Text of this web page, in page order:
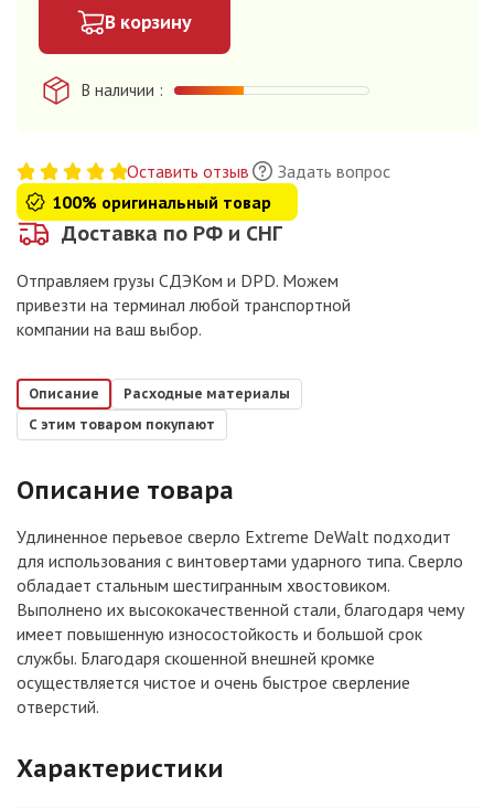
В корзину
В наличии
Оставить отзыв
Задать вопрос
100% оригинальный товар
Доставка по РФ и СНГ
Отправляем грузы СДЭКом и DPD. Можем
привезти на терминал любой транспортной
компании на ваш выбор.
Описание
Расходные материалы
С этим товаром покупают
Описание товара
Удлиненное перьевое сверло Extreme DeWalt подходит
для использования с винтовертами ударного типа. Сверло
обладает стальным шестигранным хвостовиком.
Выполнено их высококачественной стали, благодаря чему
имеет повышенную износостойкость и большой срок
службы. Благодаря скошенной внешней кромке
осуществляется чистое и очень быстрое сверление
отверстий.
Характеристики